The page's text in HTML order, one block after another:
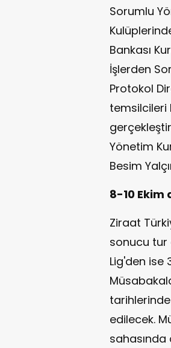
Sorumlu
Bankası
İşlerden
Protokol
temsilcileri
Yönetim
Besim
8-10 Ekim
Ziraat
sonucu tur
Lig'den ise
edilecek.